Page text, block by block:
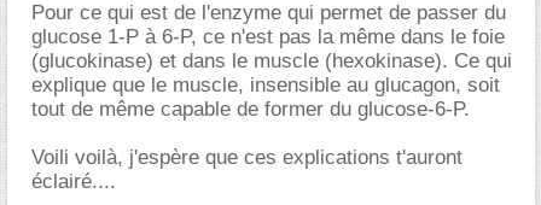
Pour ce qui est de l'enzyme qui permet de passer du
glucose 1-P à 6-P, ce n'est pas la même dans le foie
(glucokinase) et dans le muscle (hexokinase). Ce qui
explique que le muscle, insensible au glucagon, soit
tout de même capable de former du glucose-6-P.
Voili voilà, j'espère que ces explications t'auront
éclairé....